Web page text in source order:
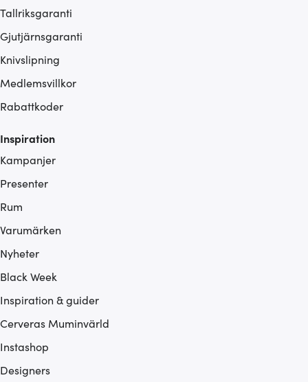
Tallriksgaranti
Gjutjärnsgaranti
Knivslipning
Medlemsvillkor
Rabattkoder
Inspiration
Kampanjer
Presenter
Rum
Varumärken
Nyheter
Black Week
Inspiration & guider
Cerveras Muminvärld
Instashop
Designers